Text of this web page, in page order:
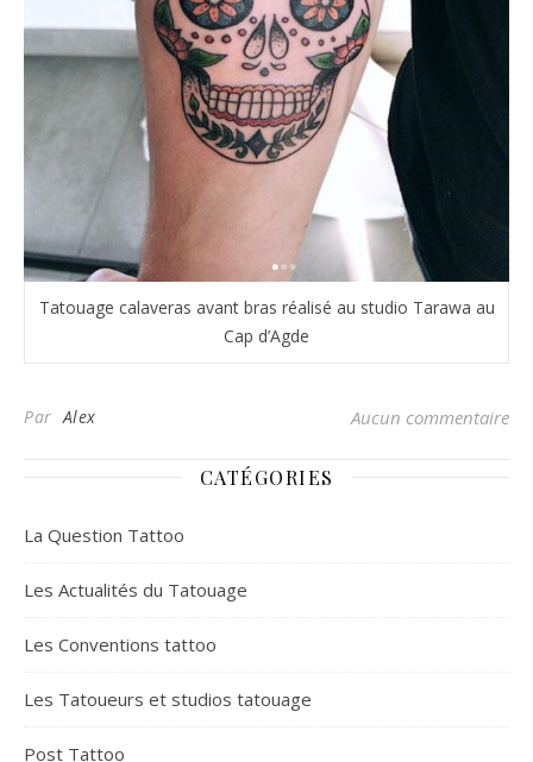
Tatouage calaveras avant bras réalisé au studio Tarawa au
Cap d’Agde
Par Alex Aucun commentaire
CATÉGORIES
La Question Tattoo
Les Actualités du Tatouage
Les Conventions tattoo
Les Tatoueurs et studios tatouage
Post Tattoo